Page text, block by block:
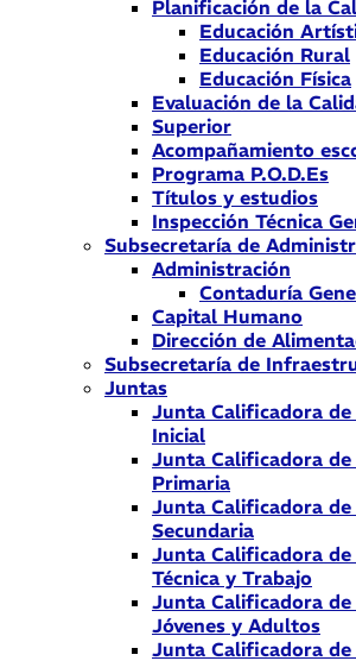
Planificación de la
Educación
Educación Rural
Educación Física
Evaluación de la
Superior
Acompañamiento
Programa P.O.D.Es
Títulos y estudios
Inspección Técnica
Subsecretaría de
Administración
Contaduría
Capital Humano
Dirección de
Subsecretaría de
Juntas
Junta Calificadora
Inicial
Junta Calificadora
Primaria
Junta Calificadora
Secundaria
Junta Calificadora
Técnica y Trabajo
Junta Calificadora
Jóvenes y Adultos
Junta Calificadora